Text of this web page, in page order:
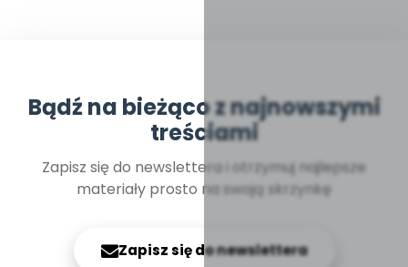
Bądź na bieżąco z najnowszymi
treściami
Zapisz się do newslettera i otrzymuj najlepsze
materiały prosto na swoją skrzynkę
Zapisz się do newslettera